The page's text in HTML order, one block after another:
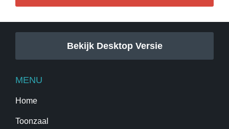
Bekijk Desktop Versie
MENU
Home
Toonzaal